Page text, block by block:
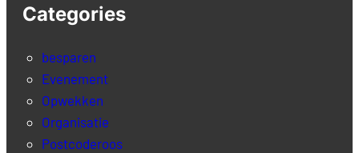
Categories
besparen
Evenement
Opwekken
Organisatie
Postcoderoos